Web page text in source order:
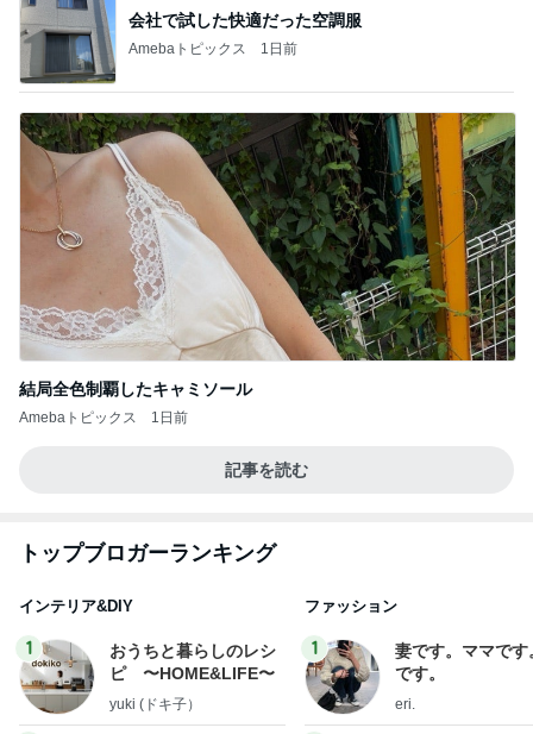
会社で試した快適だった空調服
Amebaトピックス 1日前
結局全色制覇したキャミソール
Amebaトピックス 1日前
記事を読む
トップブロガーランキング
インテリア&DIY
1
おうちと暮らしのレシ
ピ 〜HOME&LIFE〜
yuki (ドキ子）
ファッション
1
妻です。ママです
です。
eri.